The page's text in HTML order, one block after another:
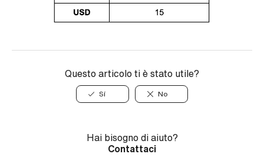
Questo articolo ti è stato utile?
Sí No
Hai bisogno di aiuto?
Contattaci